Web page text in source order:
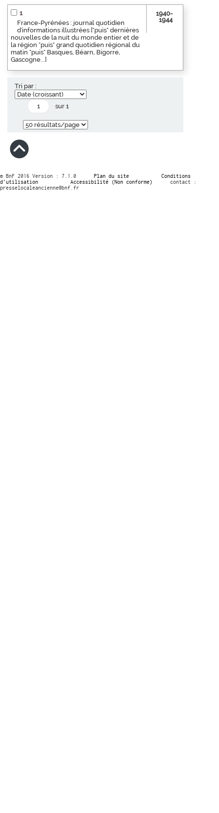
1
France-Pyrénées : journal quotidien
d'informations illustrées ["puis" dernières
nouvelles de la nuit du monde entier et de
la région "puis" grand quotidien régional du
matin "puis" Basques, Béarn, Bigorre,
Gascogne...]
1940-
1944
Tri par :
sur 1
© BnF 2016 Version : 7.1.0 Plan du site
Conditions
d’utilisation
Accessibilité (Non conforme)
contact :
presselocaleancienne@bnf.fr